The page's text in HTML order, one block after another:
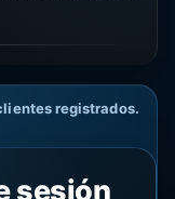
registrados.
sesión